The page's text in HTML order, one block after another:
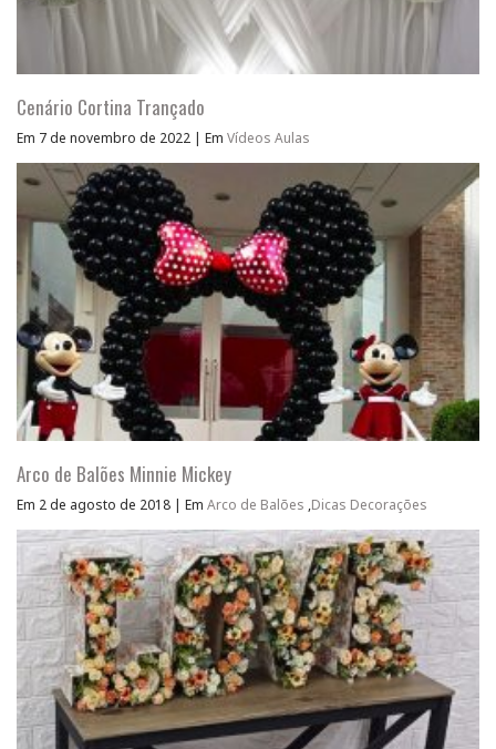
Cenário Cortina Trançado
Em 7 de novembro de 2022 | Em Vídeos Aulas
Arco de Balões Minnie Mickey
Em 2 de agosto de 2018 | Em Arco de Balões ,Dicas Decorações